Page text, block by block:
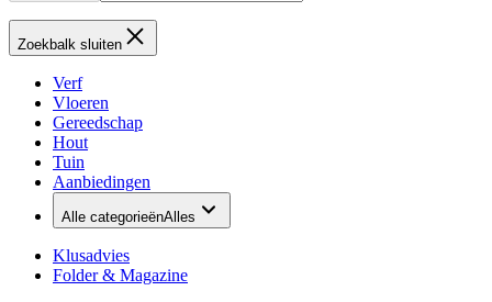
Zoekbalk sluiten
Verf
Vloeren
Gereedschap
Hout
Tuin
Aanbiedingen
Alle categorieënAlles
Klusadvies
Folder & Magazine